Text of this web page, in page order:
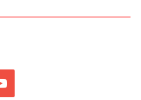
YouTube